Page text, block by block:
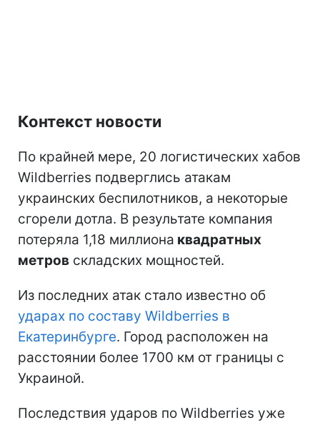
Контекст новости
По крайней мере, 20 логистических хабов
Wildberries подверглись атакам
украинских беспилотников, а некоторые
сгорели дотла. В результате компания
потеряла 1,18 миллиона квадратных
метров складских мощностей.
Из последних атак стало известно об
ударах по составу Wildberries в
Екатеринбурге. Город расположен на
расстоянии более 1700 км от границы с
Украиной.
Последствия ударов по Wildberries уже